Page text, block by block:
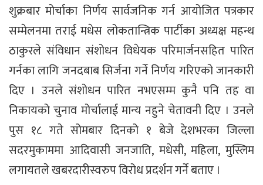
शुक्रबार मोर्चाका निर्णय सार्वजनिक गर्न आयोजित पत्रकार
सम्मेलनमा तराई मधेस लोकतान्त्रिक पार्टीका अध्यक्ष महन्थ
ठाकुरले संविधान संशोधन विधेयक परिमार्जनसहित पारित
गर्नका लागि जनदबाब सिर्जना गर्ने निर्णय गरिएको जानकारी
दिए । उनले संशोधन पारित नभएसम्म कुनै पनि तह वा
निकायको चुनाव मोर्चालाई मान्य नहुने चेतावनी दिए । उनले
पुस १८ गते सोमबार दिनको १ बेजे देशभरका जिल्ला
सदरमुकाममा आदिवासी जनजाति, मधेसी, महिला, मुस्लिम
लगायतले खबरदारीस्वरुप विरोध प्रदर्शन गर्ने बताए ।